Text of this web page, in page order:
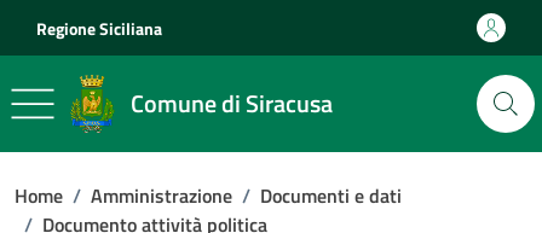
Regione Siciliana
Comune di Siracusa
Home / Amministrazione / Documenti e dati
/ Documento attività politica